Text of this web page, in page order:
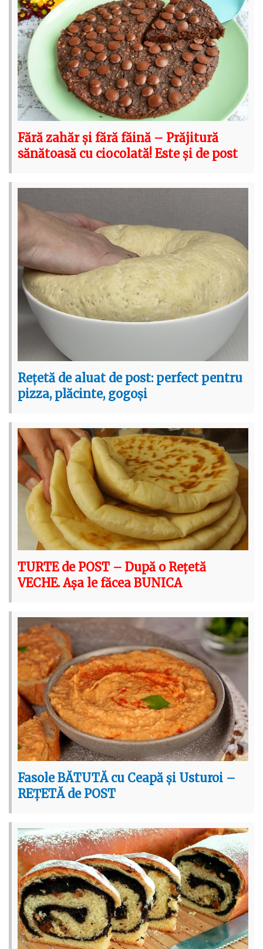
Fără zahăr și fără făină – Prăjitură
sănătoasă cu ciocolată! Este și de post
Rețetă de aluat de post: perfect pentru
pizza, plăcinte, gogoși
TURTE de POST – După o Rețetă
VECHE. Așa le făcea BUNICA
Fasole BĂTUTĂ cu Ceapă și Usturoi –
REȚETĂ de POST